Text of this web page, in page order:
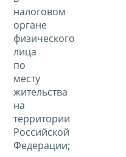
налоговом
органе
физического
лица
по
месту
жительства
на
территории
Российской
Федерации;